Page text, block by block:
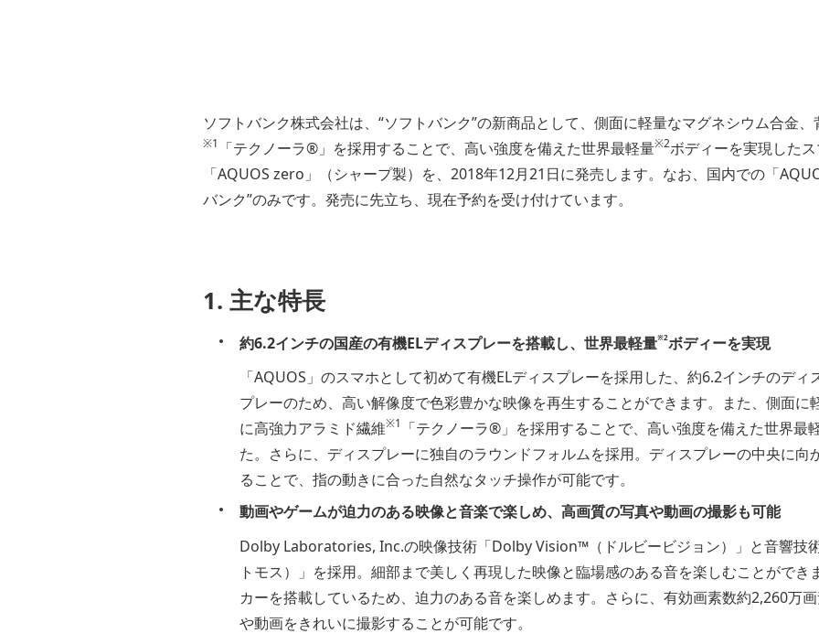
ソフトバンク株式会社は、“ソフトバンク”の新商品として、側面に軽量なマグネシウム合金
※1 「テクノーラ®」を採用することで、高い強度を備えた世界最軽量※2ボディーを実現したス
「AQUOS zero」（シャープ製）を、2018年12月21日に発売します。なお、国内での「
バンク”のみです。発売に先立ち、現在予約を受け付けています。
1. 主な特長
約6.2インチの国産の有機ELディスプレーを搭載し、世界最軽量※2ボディーを実現
「AQUOS」のスマホとして初めて有機ELディスプレーを採用した、約6.2インチのディ
プレーのため、高い解像度で色彩豊かな映像を再生することができます。また、側面に
に高強力アラミド繊維※1 「テクノーラ®」を採用することで、高い強度を備えた世界最
た。さらに、ディスプレーに独自のラウンドフォルムを採用。ディスプレーの中央に向
ることで、指の動きに合った自然なタッチ操作が可能です。
動画やゲームが迫力のある映像と音楽で楽しめ、高画質の写真や動画の撮影も可能
Dolby Laboratories, Inc.の映像技術「Dolby Vision™（ドルビービジョン）」と音響技
トモス）」を採用。細部まで美しく再現した映像と臨場感のある音を楽しむことができ
カーを搭載しているため、迫力のある音を楽しめます。さらに、有効画素数約2,260万
や動画をきれいに撮影することが可能です。